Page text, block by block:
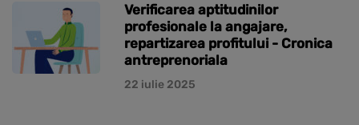
Verificarea aptitudinilor
profesionale la angajare,
repartizarea profitului - Cronica
antreprenoriala
22 iulie 2025